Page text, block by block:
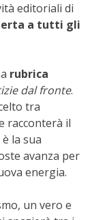
editoriali di
a tutti gli
rubrica
dal fronte.
tra
racconterà il
la sua
avanza per
energia.
un vero e